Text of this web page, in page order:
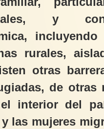
y
rurales,
otras
de otras
interior del
las mujeres